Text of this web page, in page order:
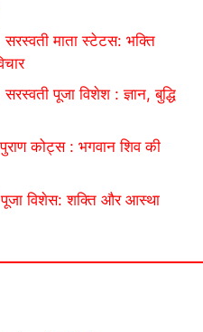
माता स्टेटस: भक्ति
पूजा विशेश : ज्ञान, बुद्धि
कोट्स : भगवान शिव की
विशेस: शक्ति और आस्था